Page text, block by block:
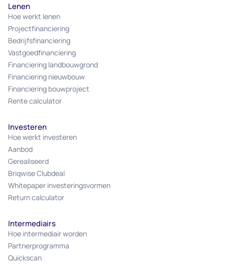
Lenen
Hoe werkt lenen
Projectfinanciering
Bedrijfsfinanciering
Vastgoedfinanciering
Financiering landbouwgrond
Financiering nieuwbouw
Financiering bouwproject
Rente calculator
Investeren
Hoe werkt investeren
Aanbod
Gerealiseerd
Briqwise Clubdeal
Whitepaper investeringsvormen
Return calculator
Intermediairs
Hoe intermediair worden
Partnerprogramma
Quickscan